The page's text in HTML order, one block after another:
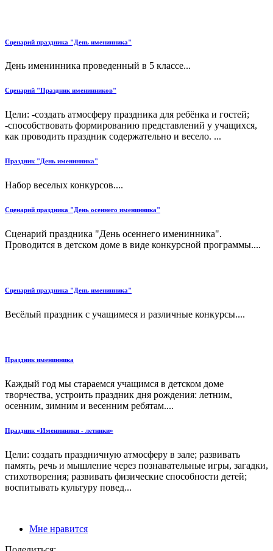
Сценарий праздника "День именинника"
День именинника проведенный в 5 классе...
Сценарий "Праздник именинников"
Цели: -создать атмосферу праздника для ребёнка и гостей;
-способствовать формированию представлений у учащихся,
как проводить праздник содержательно и весело. ...
Праздник "День именинника"
Набор веселых конкурсов....
Сценарий праздника "День осеннего именинника"
Сценарий праздника "День осеннего именинника".
Проводится в детском доме в виде конкурсной программы....
Сценарий праздника "День именинника"
Весёлый праздник с учащимеся и различные конкурсы....
Праздник именинника
Каждый год мы стараемся учащимся в детском доме
творчества, устроить праздник дня рождения: летним,
осенним, зимним и весенним ребятам....
Праздник «Именинники - летники»
Цели: создать праздничную атмосферу в зале; развивать
память, речь и мышление через познавательные игры, загадки,
стихотворения; развивать физические способности детей;
воспитывать культуру повед...
Мне нравится